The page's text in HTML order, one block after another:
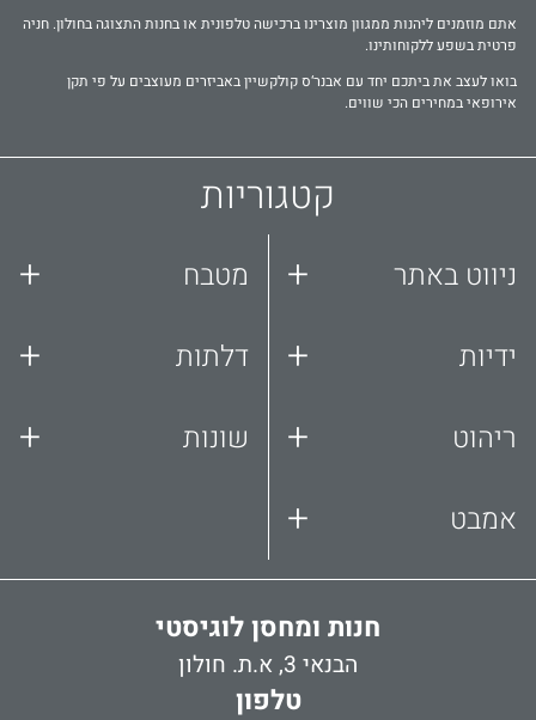
אתם מוזמנים ליהנות ממגוון מוצרינו ברכישה טלפונית או בחנות התצוגה בחולון. חניה
פרטית בשפע ללקוחותינו.
בואו לעצב את ביתכם יחד עם אבנר‘ס קולקשיין באביזרים מעוצבים על פי תקן
אירופאי במחירים הכי שווים.
קטגוריות
ניווט באתר +
ידיות +
ריהוט +
אמבט +
מטבח +
דלתות +
שונות +
חנות ומחסן לוגיסטי
הבנאי 3, א.ת. חולון
טלפון